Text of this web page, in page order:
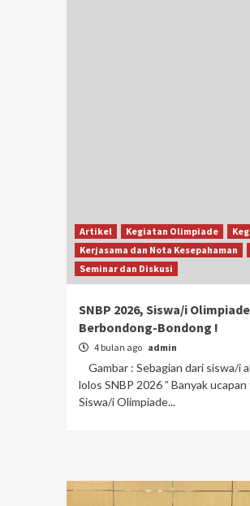
Artikel Kegiatan Olimpiade
Kerjasama dan Nota Kesepahaman
Seminar dan Diskusi
SNBP 2026, Siswa/i
Berbondong-Bondong !
4 bulan ago admin
Gambar : Sebagian dari siswa/i
lolos SNBP 2026 ” Banyak
Siswa/i Olimpiade...